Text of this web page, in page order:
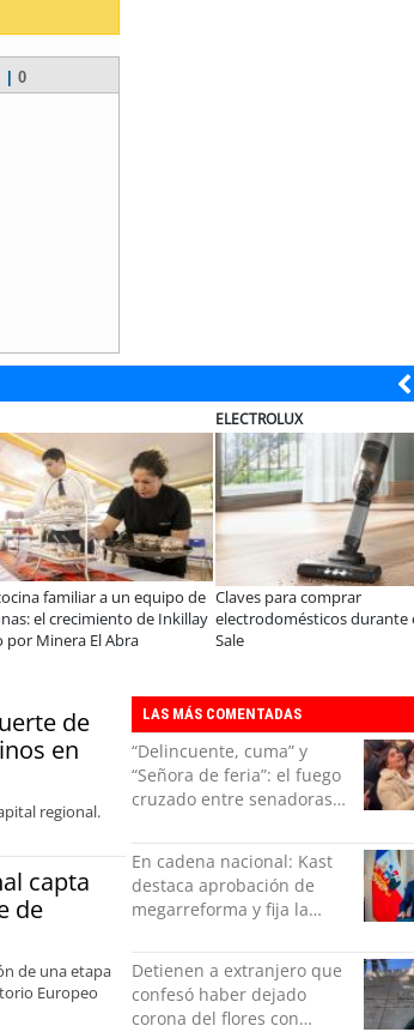
0
familiar a un equipo de
el crecimiento de Inkillay
por Minera El Abra
ELECTROLUX
Claves para comprar
electrodomésticos durante
Sale
de
en
regional.
capta
de
de una etapa
Europeo
LAS MÁS COMENTADAS
“Delincuente, cuma” y
“Señora de feria”: el fuego
cruzado entre senadoras
Senado
En cadena nacional: Kast
destaca aprobación de
megarreforma y fija la
desafío del Gobierno
Detienen a extranjero que
confesó haber dejado
corona del flores con